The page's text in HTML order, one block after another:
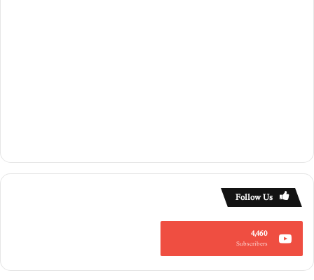
Follow Us
4,460
Subscribers